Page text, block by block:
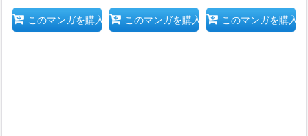
このマンガを購入 このマンガを購入 このマンガを購入